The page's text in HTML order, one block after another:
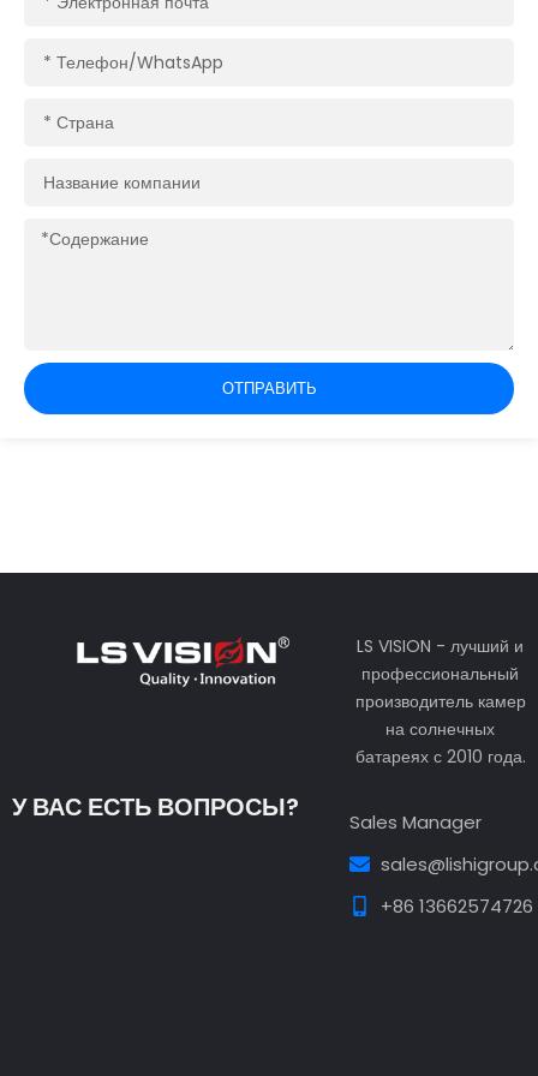
почта
Телефон/WhatsApp
Страна
компании
Содержание
ОТПРАВИТЬ
LS VISION - лучший и
профессиональный
производитель камер
на солнечных
батареях с 2010 года.
У ВАС ЕСТЬ ВОПРОСЫ?
Sales Manager
+86 13662574726